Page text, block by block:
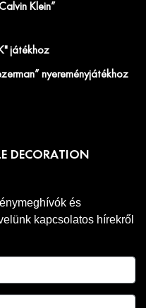
Klein”
játékhoz
nyereményjátékhoz
DECORATION
és
kapcsolatos hírekről